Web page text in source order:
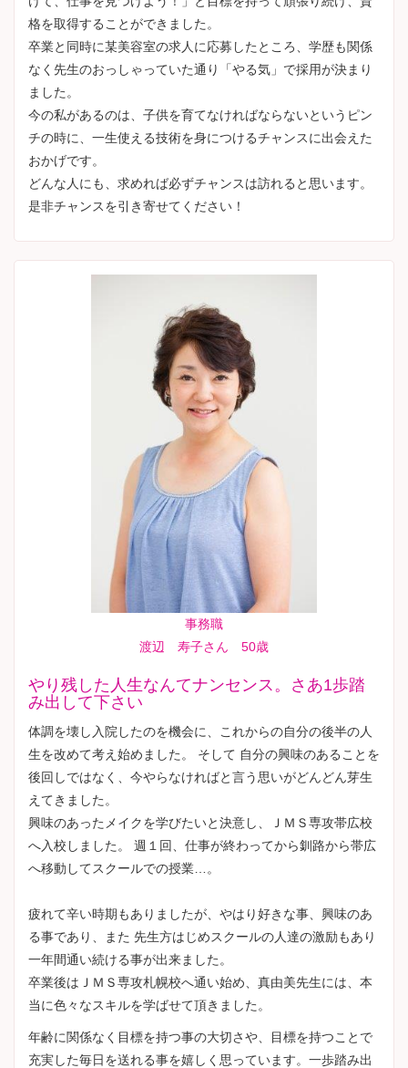
格を取得することができました。
卒業と同時に某美容室の求人に応募したところ、学歴も関係
なく先生のおっしゃっていた通り「やる気」で採用が決まり
ました。
今の私があるのは、子供を育てなければならないというピン
チの時に、一生使える技術を身につけるチャンスに出会えた
おかげです。
どんな人にも、求めれば必ずチャンスは訪れると思います。
是非チャンスを引き寄せてください！
事務職
渡辺 寿子さん 50歳
やり残した人生なんてナンセンス。さあ1歩踏
み出して下さい
体調を壊し入院したのを機会に、これからの自分の後半の人
生を改めて考え始めました。 そして 自分の興味のあることを
後回しではなく、今やらなければと言う思いがどんどん芽生
えてきました。
興味のあったメイクを学びたいと決意し、ＪＭＳ専攻帯広校
へ入校しました。 週１回、仕事が終わってから釧路から帯広
へ移動してスクールでの授業…。
疲れて辛い時期もありましたが、やはり好きな事、興味のあ
る事であり、また 先生方はじめスクールの人達の激励もあり
一年間通い続ける事が出来ました。
卒業後はＪＭＳ専攻札幌校へ通い始め、真由美先生には、本
当に色々なスキルを学ばせて頂きました。
年齢に関係なく目標を持つ事の大切さや、目標を持つことで
充実した毎日を送れる事を嬉しく思っています。一歩踏み出